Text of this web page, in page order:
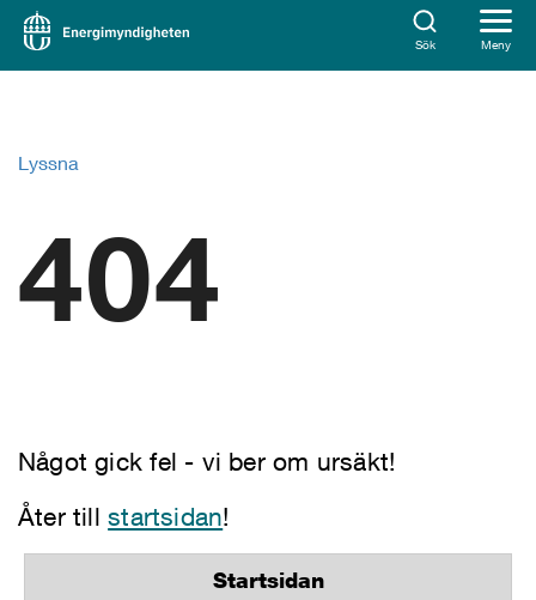
Sök Meny
Lyssna
404
Något gick fel - vi ber om ursäkt!
Åter tillstartsidan!
Startsidan